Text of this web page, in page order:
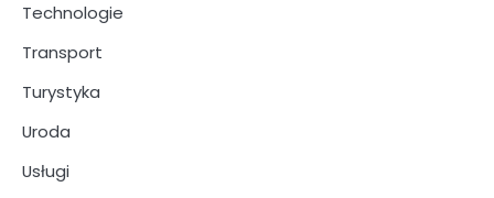
Technologie
Transport
Turystyka
Uroda
Usługi